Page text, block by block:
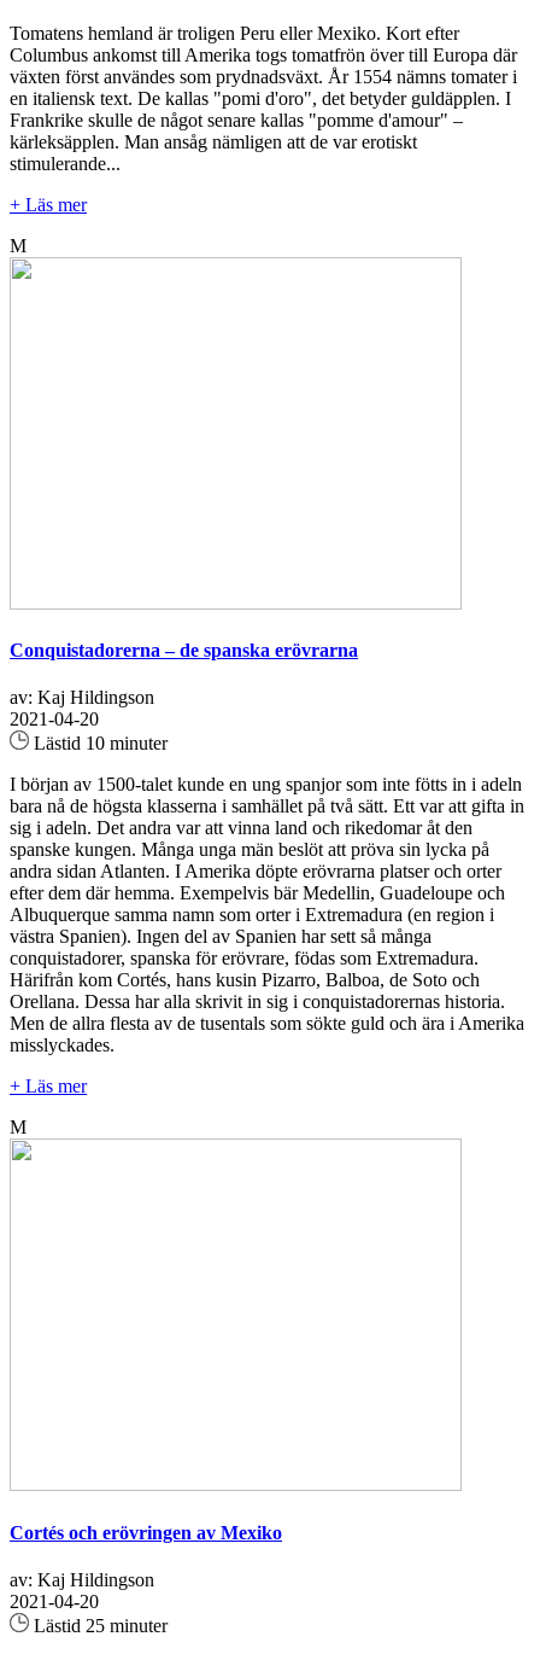
Tomatens hemland är troligen Peru eller Mexiko. Kort efter
Columbus ankomst till Amerika togs tomatfrön över till Europa där
växten först användes som prydnadsväxt. År 1554 nämns tomater i
en italiensk text. De kallas "pomi d'oro", det betyder guldäpplen. I
Frankrike skulle de något senare kallas "pomme d'amour" –
kärleksäpplen. Man ansåg nämligen att de var erotiskt
stimulerande...
+ Läs mer
M
Conquistadorerna – de spanska erövrarna
av: Kaj Hildingson
2021-04-20
Lästid 10 minuter
I början av 1500-talet kunde en ung spanjor som inte fötts in i adeln
bara nå de högsta klasserna i samhället på två sätt. Ett var att gifta in
sig i adeln. Det andra var att vinna land och rikedomar åt den
spanske kungen. Många unga män beslöt att pröva sin lycka på
andra sidan Atlanten. I Amerika döpte erövrarna platser och orter
efter dem där hemma. Exempelvis bär Medellin, Guadeloupe och
Albuquerque samma namn som orter i Extremadura (en region i
västra Spanien). Ingen del av Spanien har sett så många
conquistadorer, spanska för erövrare, födas som Extremadura.
Härifrån kom Cortés, hans kusin Pizarro, Balboa, de Soto och
Orellana. Dessa har alla skrivit in sig i conquistadorernas historia.
Men de allra flesta av de tusentals som sökte guld och ära i Amerika
misslyckades.
+ Läs mer
M
Cortés och erövringen av Mexiko
av: Kaj Hildingson
2021-04-20
Lästid 25 minuter